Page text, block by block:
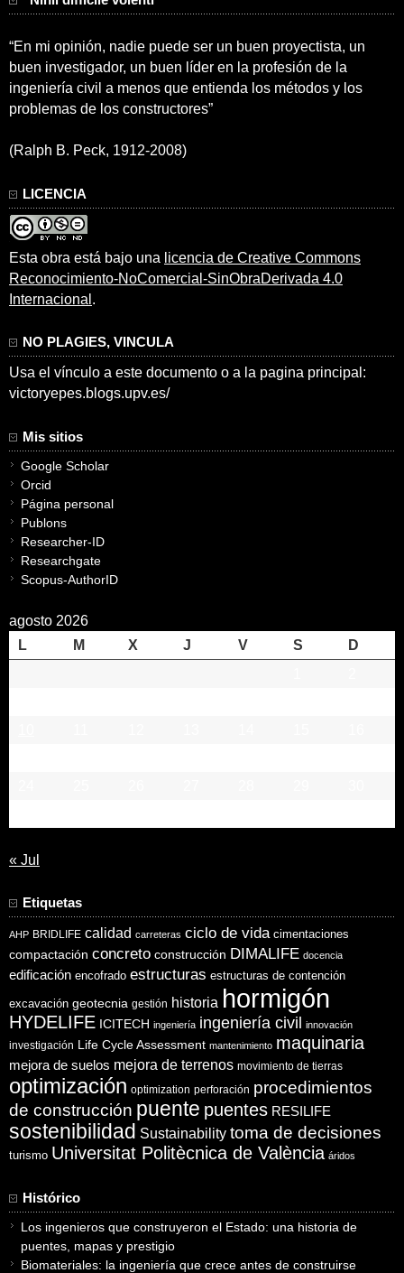
“En mi opinión, nadie puede ser un buen proyectista, un
buen investigador, un buen líder en la profesión de la
ingeniería civil a menos que entienda los métodos y los
problemas de los constructores”
(Ralph B. Peck, 1912-2008)
LICENCIA
Esta obra está bajo una licencia de Creative Commons
Reconocimiento-NoComercial-SinObraDerivada 4.0
Internacional .
NO PLAGIES, VINCULA
Usa el vínculo a este documento o a la pagina principal:
victoryepes.blogs.upv.es/
Mis sitios
Google Scholar
Orcid
Página personal
Publons
Researcher-ID
Researchgate
Scopus-AuthorID
agosto 2026
L
M X J V S
D
« Jul
Etiquetas
AHP BRIDLIFE calidad carreteras ciclo de vida cimentaciones
compactación concreto construcción DIMALIFE docencia
edificación encofrado estructuras estructuras de contención
excavación geotecnia gestión historia hormigón
HYDELIFE ICITECH ingeniería ingeniería civil innovación
investigación Life Cycle Assessment mantenimiento maquinaria
mejora de suelos mejora de terrenos movimiento de tierras
optimización optimization perforación procedimientos
de construcción puente puentes RESILIFE
sostenibilidad Sustainability toma de decisiones
turismo Universitat Politècnica de València áridos
Histórico
Los ingenieros que construyeron el Estado: una historia de
puentes, mapas y prestigio
Biomateriales: la ingeniería que crece antes de construirse